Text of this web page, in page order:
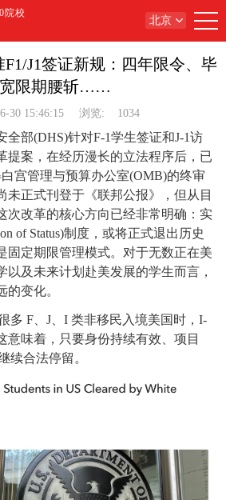
院校
北京
J1签证新规：四年限令、毕
限期腰斩……
30 15:46:15 浏览: 1034
全部(DHS)针对F-1学生签证和J-1访
提案，在经历漫长的立法程序后，已
宫管理与预算办公室(OMB)的终审
未正式刊登于《联邦公报》，但从目
次改革的核心方向已经非常明确：实
of Status)制度，或将正式退出历史
固定期限管理模式。对于无数正在美
以及未来计划赴美发展的学生而言，
的变化。
F、J、I 类非移民入境美国时，I-
意味着，只要身份持续有效、项目
续合法停留。